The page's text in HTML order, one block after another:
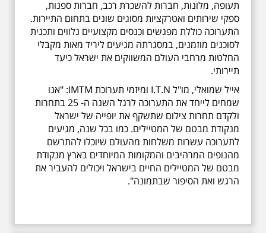
תעופה, מלונות, חברות להשכרת רכב, חברות ספנות,
ספקי שירותים ואטרקציות מסוגים שונים בתחום התיירות.
התערוכה כוללת מפגשים וכנסים מקצועיים נלווים ותכנית
לסוכנים מוזמנים, במסגרתה מגיעים ליריד מאות מקבלי
החלטות מרחבי העולם המשווקים את ישראל כיעד
תיירותי.
אייל שמואלי, מו"ל I.T.N ומיזמי תערוכת IMTM: "אנו
שמחים לייחד את התערוכה לרגל השנה ה- 25 בתחרות
ולקדם תחרות צילום שתשקף את יופייה של ישראל
מנקודת מבטם של המטיילים. כמו בכל שנה, מגיעים
לתערוכה עשרות משלחות מהעולם שיוכלו להתרשם
מהנופים המרהיבים והמקומות המיוחדים בארץ מנקודת
מבטם של המטיילים החיים בישראל ויכולים להעביר את
הרגש ואת הסיפור שבתמונה".